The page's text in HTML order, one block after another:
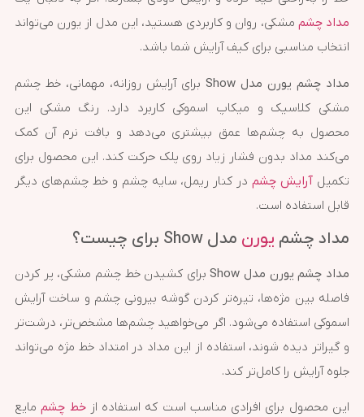
مداد چشم مشکی، روان و کاربردی هستید، این مدل از یورن می‌تواند
انتخاب مناسبی برای کیف آرایش شما باشد.
مداد چشم یورن مدل Show
برای آرایش روزانه، مهمانی، خط چشم
مشکی کلاسیک و میکاپ اسموکی کاربرد دارد. رنگ مشکی این
محصول به چشم‌ها عمق بیشتری می‌دهد و بافت نرم آن کمک
می‌کند مداد بدون فشار زیاد روی پلک حرکت کند. این محصول برای
تکمیلآرایش چشمدر کنار ریمل، سایه چشم و خط چشم‌های دیگر
قابل استفاده است.
مداد چشم یورن مدل Show برای چیست؟
مداد چشم یورن مدل Show
برای کشیدن خط چشم مشکی، پر کردن
فاصله بین مژه‌ها، تیره‌تر کردن گوشه بیرونی چشم و ساخت آرایش
اسموکی استفاده می‌شود. اگر می‌خواهید چشم‌ها مشخص‌تر، درشت‌تر
و گیراتر دیده شوند، استفاده از این مداد در امتداد خط مژه می‌تواند
جلوه آرایش را کامل‌تر کند.
این محصول برای افرادی مناسب است که استفاده ازخط چشممایع